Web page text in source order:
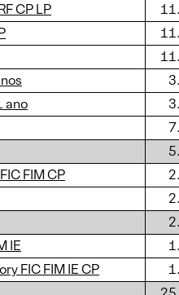
CP LP
ano
FIM CP
IE
FIC FIM IE CP